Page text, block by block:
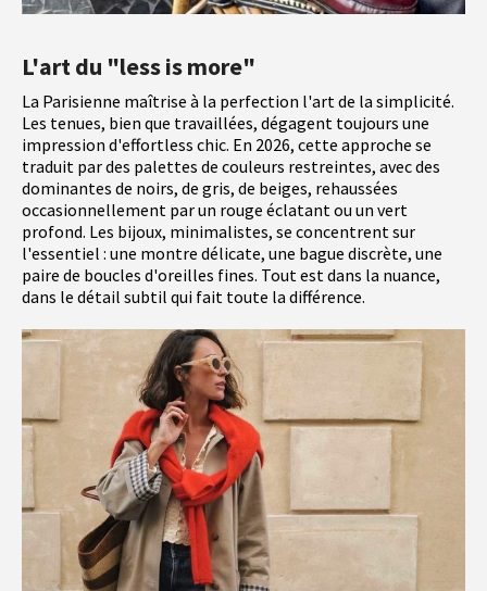
L'art du "less is more"
La Parisienne maîtrise à la perfection l'art de la simplicité.
Les tenues, bien que travaillées, dégagent toujours une
impression d'effortless chic. En 2026, cette approche se
traduit par des palettes de couleurs restreintes, avec des
dominantes de noirs, de gris, de beiges, rehaussées
occasionnellement par un rouge éclatant ou un vert
profond. Les bijoux, minimalistes, se concentrent sur
l'essentiel : une montre délicate, une bague discrète, une
paire de boucles d'oreilles fines. Tout est dans la nuance,
dans le détail subtil qui fait toute la différence.